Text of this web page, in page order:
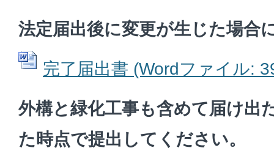
法定届出後に変更が生じた場合
完了届出書 (Wordファイル:
外構と緑化工事も含めて届け出
た時点で提出してください。